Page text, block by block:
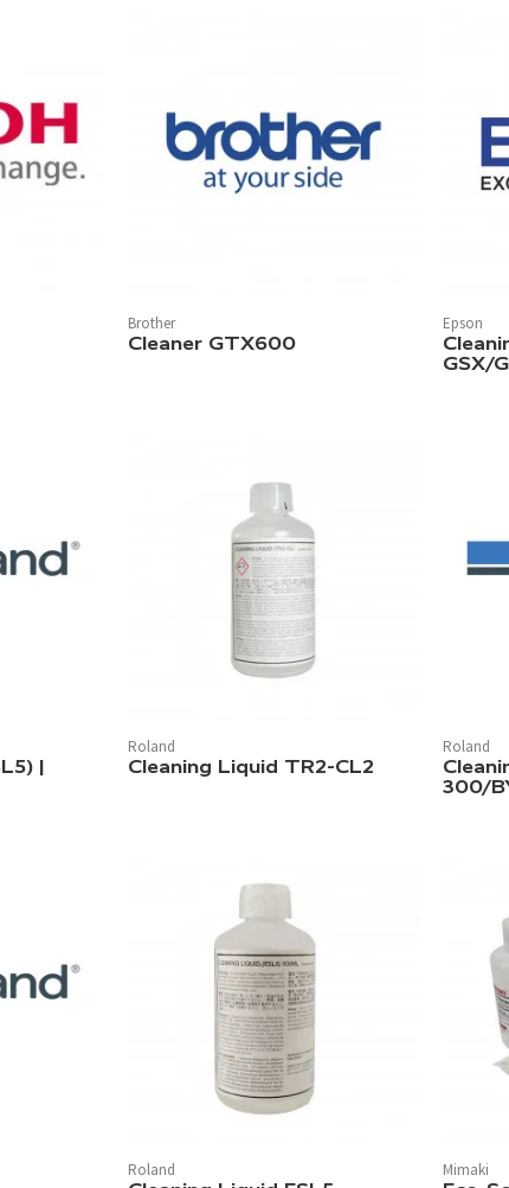
Brother
Cleaner GTX600 In 1
Epson
GSX/
|
Roland
Cleaning Liquid TR2-CL2
Roland
300/
Roland Mimaki